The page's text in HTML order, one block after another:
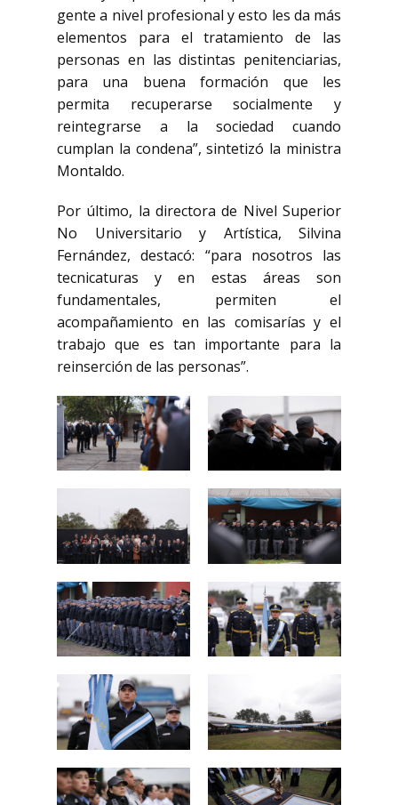
gente a nivel profesional y esto les da más
elementos para el tratamiento de las
personas en las distintas penitenciarias,
para una buena formación que les
permita recuperarse socialmente y
reintegrarse a la sociedad cuando
cumplan la condena”, sintetizó la ministra
Montaldo.
Por último, la directora de Nivel Superior
No Universitario y Artística, Silvina
Fernández, destacó: “para nosotros las
tecnicaturas y en estas áreas son
fundamentales, permiten el
acompañamiento en las comisarías y el
trabajo que es tan importante para la
reinserción de las personas”.